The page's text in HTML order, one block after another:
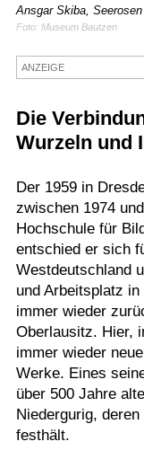
Ansgar Skiba,
Foto: Museum Bautzen
ANZEIGE
Die
Wurzeln und
Der 1959 in
zwischen 1974
Hochschule für
entschied er sich
Westdeutschland
und Arbeitsplatz
immer wieder
Oberlausitz. Hier,
immer wieder
Werke. Eines
über 500 Jahre
Niedergurig,
festhält.